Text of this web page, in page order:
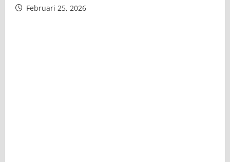
Februari 25, 2026